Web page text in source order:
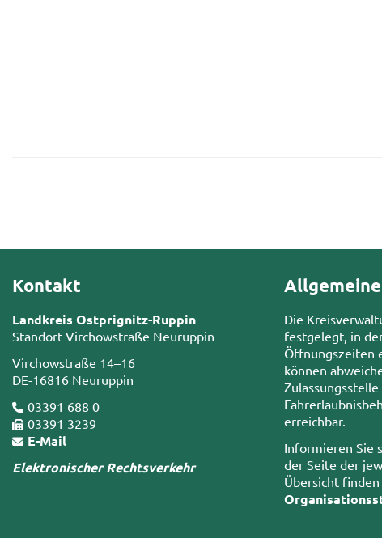
Kontakt
Landkreis Ostprignitz-Ruppin
Standort Virchowstraße Neuruppin
Virchowstraße 14–16
DE-16816 Neuruppin
03391 688 0
03391 3239
E-Mail
Elektronischer Rechtsverkehr
Die
festgelegt, in
Öffnungszeiten
können
erreichbar.
Informieren Sie
der Seite der
Übersicht